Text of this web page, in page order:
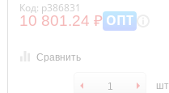
Код: р386831
10 801.24 ₽ ОПТ
Сравнить
шт